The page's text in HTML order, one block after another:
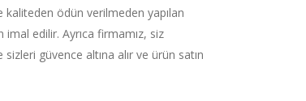
ödün verilmeden yapılan
edilir. Ayrıca firmamız, siz
güvence altına alır ve ürün satın